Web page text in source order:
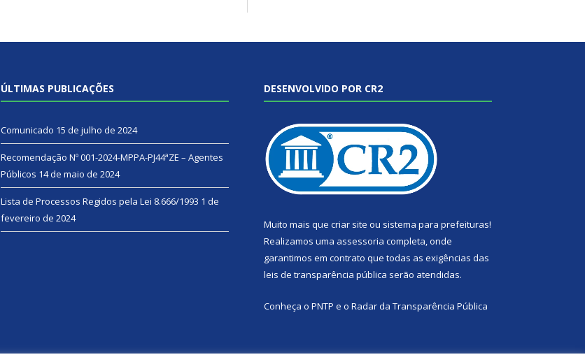
ÚLTIMAS PUBLICAÇÕES
Comunicado 15 de julho de 2024
Recomendação Nº 001-2024-MPPA-PJ44ªZE – Agentes
Públicos 14 de maio de 2024
Lista de Processos Regidos pela Lei 8.666/1993 1 de
fevereiro de 2024
DESENVOLVIDO POR CR2
Muito mais que criar site ou sistema para prefeituras!
Realizamos uma assessoria completa, onde
garantimos em contrato que todas as exigências das
leis de transparência pública serão atendidas.
Conheça o PNTP e o Radar da Transparência Pública